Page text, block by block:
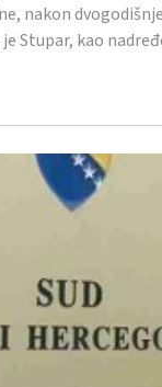
nakon
Stupar, kao